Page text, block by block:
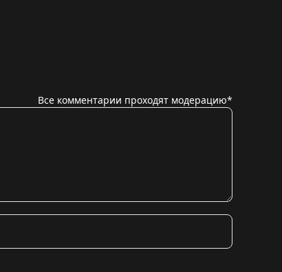
Все комментарии проходят модерацию*